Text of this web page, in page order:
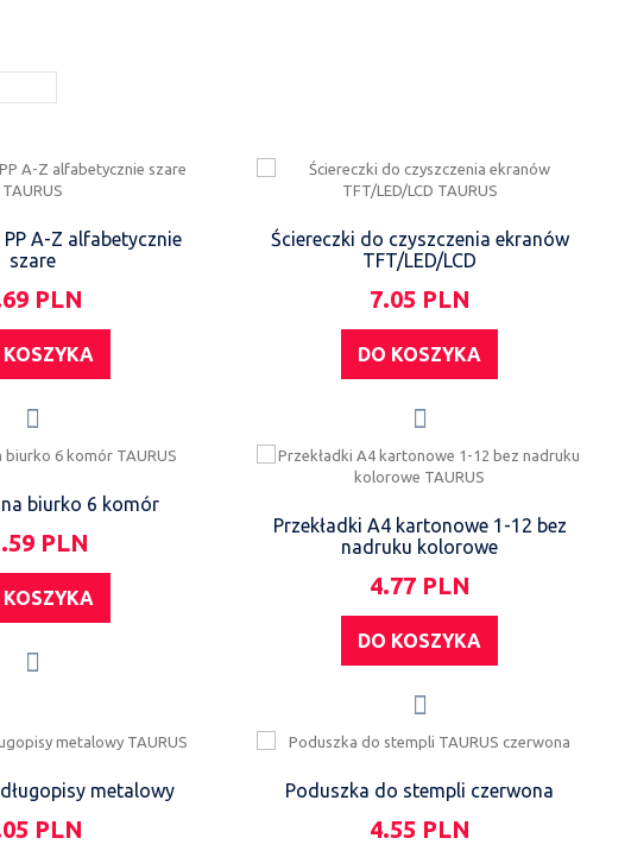
PP A-Z alfabetycznie
szare
PLN
KOSZYKA
Ściereczki do czyszczenia ekranów
TFT/LED/LCD
7.05 PLN
DO KOSZYKA
biurko 6 komór
PLN
KOSZYKA
Przekładki A4 kartonowe 1-12 bez
nadruku kolorowe
4.77 PLN
DO KOSZYKA
metalowy
PLN
Poduszka do stempli czerwona
4.55 PLN